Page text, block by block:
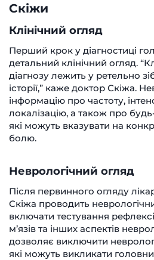
Скіжи
Клінічний огляд
Перший крок у діагностиці
детальний клінічний огляд.
діагнозу лежить у ретельно
історії,” каже доктор Скіжа.
інформацію про частоту,
локалізацію, а також про
які можуть вказувати на
болю.
Неврологічний огляд
Після первинного огляду
Скіжа проводить
включати тестування
м’язів та інших аспектів
дозволяє виключити
які можуть викликати